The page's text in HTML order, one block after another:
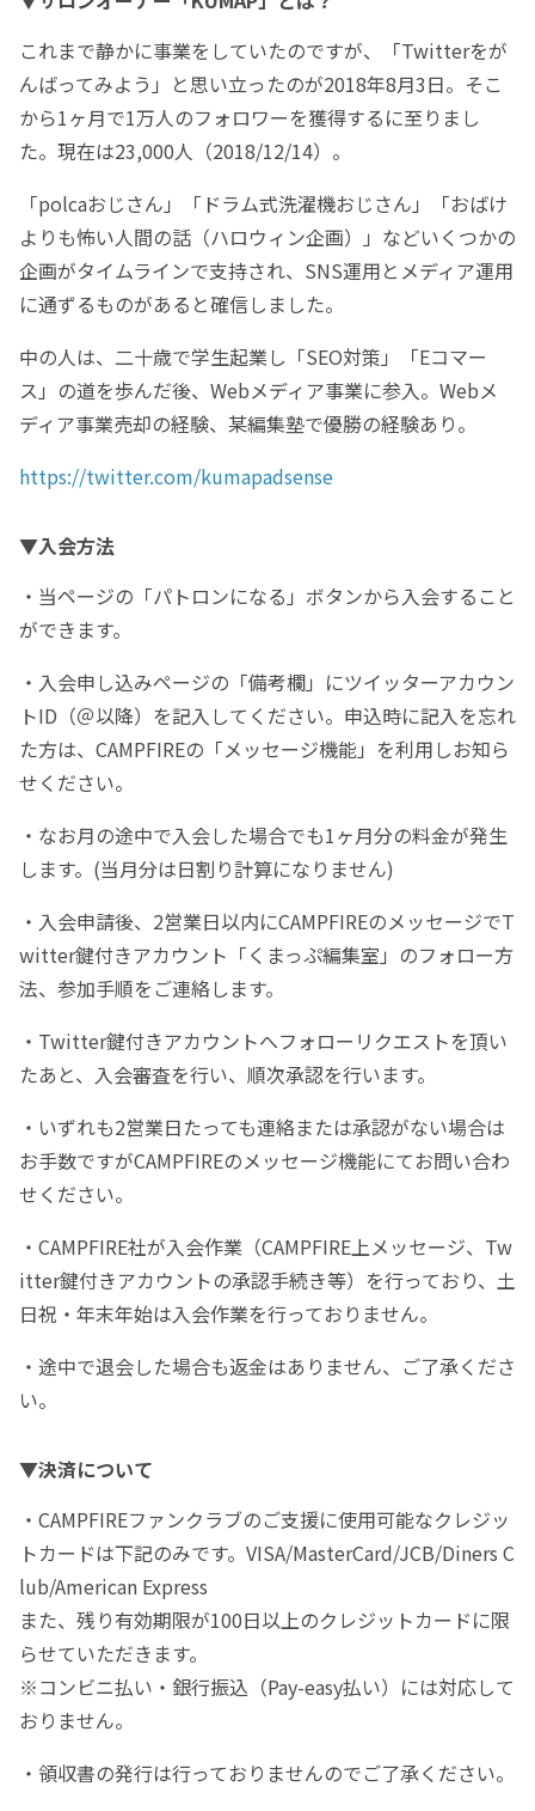
これまで静かに事業をしていたのですが、「Twitterをが
んばってみよう」と思い立ったのが2018年8月3日。そこ
から1ヶ月で1万人のフォロワーを獲得するに至りまし
た。現在は23,000人（2018/12/14）。
「polcaおじさん」「ドラム式洗濯機おじさん」「おばけ
よりも怖い人間の話（ハロウィン企画）」などいくつかの
企画がタイムラインで支持され、SNS運用とメディア運用
に通ずるものがあると確信しました。
中の人は、二十歳で学生起業し「SEO対策」「Eコマー
ス」の道を歩んだ後、Webメディア事業に参入。Webメ
ディア事業売却の経験、某編集塾で優勝の経験あり。
https://twitter.com/kumapadsense
▼入会方法
・当ページの「パトロンになる」ボタンから入会すること
ができます。
・入会申し込みページの「備考欄」にツイッターアカウン
トID（＠以降）を記入してください。申込時に記入を忘れ
た方は、CAMPFIREの「メッセージ機能」を利用しお知ら
せください。
・なお月の途中で入会した場合でも1ヶ月分の料金が発生
します。(当月分は日割り計算になりません)
・入会申請後、2営業日以内にCAMPFIREのメッセージでT
witter鍵付きアカウント「くまっぷ編集室」のフォロー方
法、参加手順をご連絡します。
・Twitter鍵付きアカウントへフォローリクエストを頂い
たあと、入会審査を行い、順次承認を行います。
・いずれも2営業日たっても連絡または承認がない場合は
お手数ですがCAMPFIREのメッセージ機能にてお問い合わ
せください。
・CAMPFIRE社が入会作業（CAMPFIRE上メッセージ、Tw
itter鍵付きアカウントの承認手続き等）を行っており、土
日祝・年末年始は入会作業を行っておりません。
・途中で退会した場合も返金はありません、ご了承くださ
い。
▼決済について
・CAMPFIREファンクラブのご支援に使用可能なクレジッ
トカードは下記のみです。VISA/MasterCard/JCB/Diners C
lub/American Express
また、残り有効期限が100日以上のクレジットカードに限
らせていただきます。
※コンビニ払い・銀行振込（Pay-easy払い）には対応して
おりません。
・領収書の発行は行っておりませんのでご了承ください。